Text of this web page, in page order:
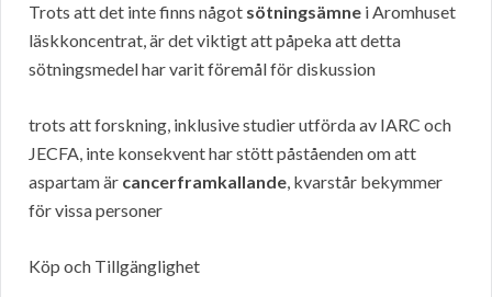
Trots att det inte finns något sötningsämne i Aromhuset
läskkoncentrat, är det viktigt att påpeka att detta
sötningsmedel har varit föremål för diskussion
trots att forskning, inklusive studier utförda av IARC och
JECFA, inte konsekvent har stött påståenden om att
aspartam är cancerframkallande, kvarstår bekymmer
för vissa personer
Köp och Tillgänglighet